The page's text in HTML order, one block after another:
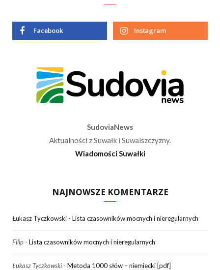
Facebook Instagram
SudoviaNews
Aktualności z Suwałk i Suwalszczyzny.
Wiadomości Suwałki
NAJNOWSZE KOMENTARZE
Łukasz Tyczkowski - Lista czasowników mocnych i nieregularnych
Filip - Lista czasowników mocnych i nieregularnych
Łukasz Tyczkowski - Metoda 1000 słów – niemiecki [pdf]